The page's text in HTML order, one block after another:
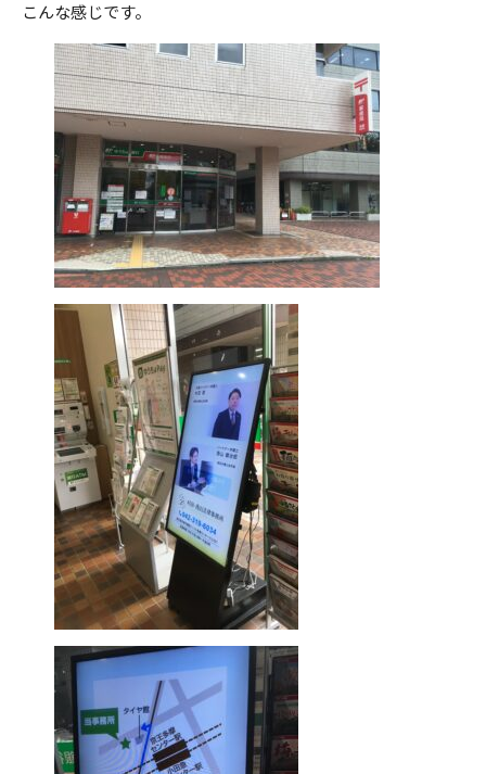
こんな感じです。